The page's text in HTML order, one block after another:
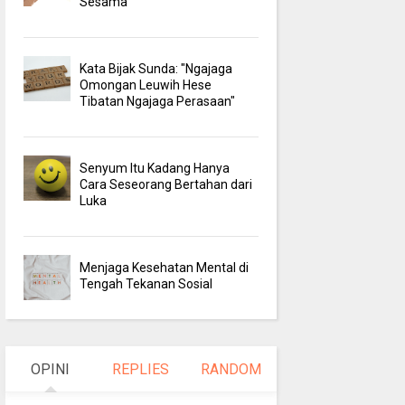
Kata Bijak Sunda: "Ngajaga
Omongan Leuwih Hese
Tibatan Ngajaga Perasaan"
Senyum Itu Kadang Hanya
Cara Seseorang Bertahan dari
Luka
Menjaga Kesehatan Mental di
Tengah Tekanan Sosial
OPINI REPLIES RANDOM